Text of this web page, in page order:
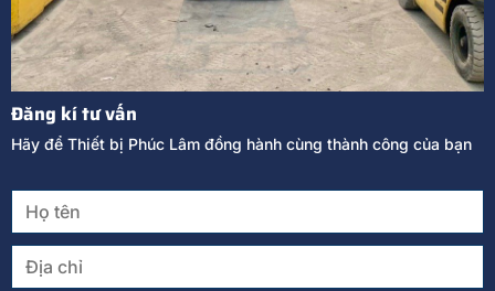
Đăng kí tư vấn
Hãy để Thiết bị Phúc Lâm đồng hành cùng thành công của bạn